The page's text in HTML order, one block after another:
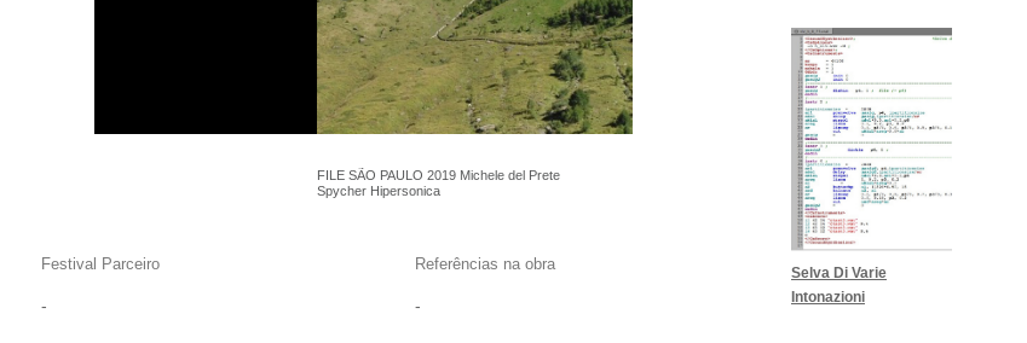
FILE SÃO PAULO 2019 Michele del Prete
Spycher Hipersonica
Festival Parceiro
-
Referências na obra
-
Selva Di Varie
Intonazioni